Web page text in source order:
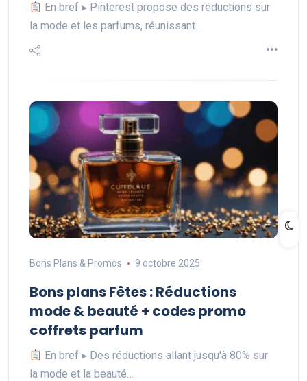
En bref ▸ Pinterest propose des réductions sur
la mode et les parfums, réunissant…
Bons Plans & Promos 9 octobre 2025
Bons plans Fêtes : Réductions
mode & beauté + codes promo
coffrets parfum
En bref ▸ Des réductions allant jusqu'à 80% sur
la mode et la beauté…